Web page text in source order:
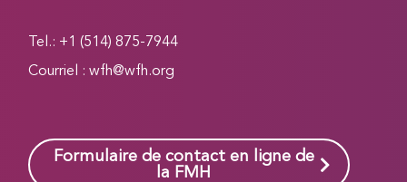
Tel.: +1 (514) 875-7944
Courriel :wfh@wfh.org
Formulaire de contact en ligne de
la FMH